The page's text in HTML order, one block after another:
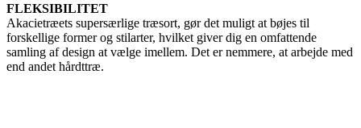
FLEKSIBILITET
Akacietræets supersærlige træsort, gør det muligt at bøjes til
forskellige former og stilarter, hvilket giver dig en omfattende
samling af design at vælge imellem. Det er nemmere, at arbejde med
end andet hårdttræ.